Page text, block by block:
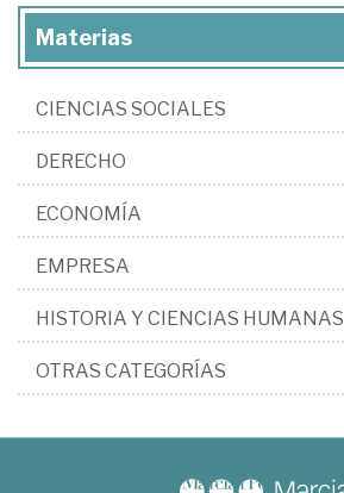
Materias
CIENCIAS SOCIALES
DERECHO
ECONOMÍA
EMPRESA
HISTORIA Y CIENCIAS HUMANAS
OTRAS CATEGORÍAS